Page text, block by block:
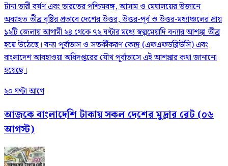
টানা ভারী বর্ষণ এবং ভারতের পশ্চিমবঙ্গ, আসাম ও মেঘালয়ের উজানে
অব্যাহত তীব্র বৃষ্টির প্রভাবে দেশের উত্তর, উত্তর-পূর্ব ও উত্তর-মধ্যাঞ্চলের প্রায়
১২টি জেলায় আগামী ২৪ থেকে ৭২ ঘণ্টার মধ্যে স্বল্পমেয়াদি বন্যার আশঙ্কা তীব্র
হয়ে উঠেছে। বন্যা পূর্বাভাস ও সতর্কীকরণ কেন্দ্র (এফএফডব্লিউসি) এবং
বাংলাদেশ আবহাওয়া অধিদপ্তরের যৌথ পূর্বাভাসে এই আশঙ্কার কথা জানানো
হয়েছে।
২০ ঘণ্টা আগে
আজকে বাংলাদেশি টাকায় সকল দেশের মুদ্রার রেট (০৬
আগস্ট)